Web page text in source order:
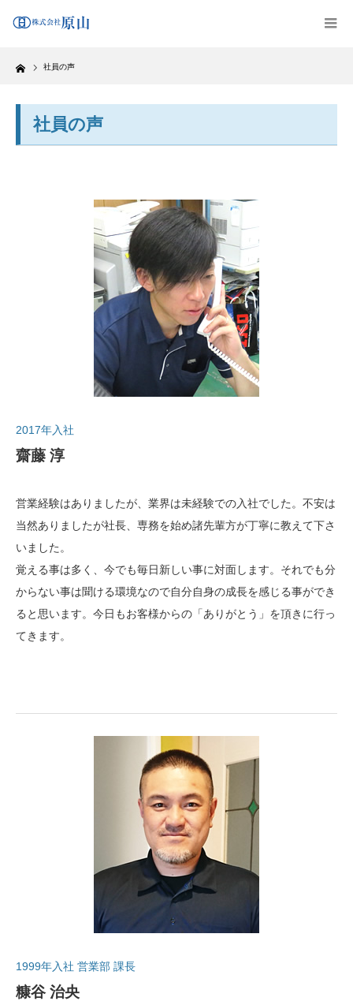
Home 社員の声
社員の声
2017年入社
齋藤 淳
営業経験はありましたが、業界は未経験での入社でした。不安は
当然ありましたが社長、専務を始め諸先輩方が丁寧に教えて下さ
いました。
覚える事は多く、今でも毎日新しい事に対面します。それでも分
からない事は聞ける環境なので自分自身の成長を感じる事ができ
ると思います。今日もお客様からの「ありがとう」を頂きに行っ
てきます。
1999年入社 営業部 課長
糠谷 治央